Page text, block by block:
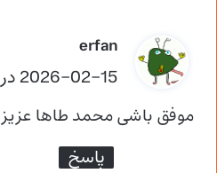
erfan
ف
ت
:
2026-02-15 در 16:07
موفق باشی محمد طاها عزیز
پاسخ